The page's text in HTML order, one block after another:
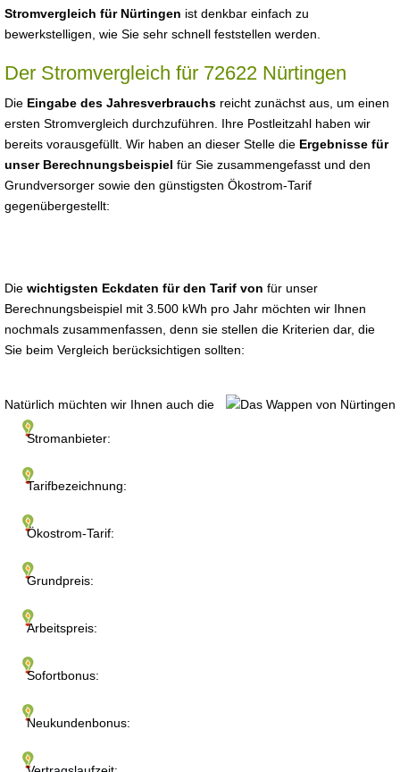
Stromvergleich für Nürtingen ist denkbar einfach zu
bewerkstelligen, wie Sie sehr schnell feststellen werden.
Der Stromvergleich für 72622 Nürtingen
Die Eingabe des Jahresverbrauchs reicht zunächst aus, um einen
ersten Stromvergleich durchzuführen. Ihre Postleitzahl haben wir
bereits vorausgefüllt. Wir haben an dieser Stelle die Ergebnisse für
unser Berechnungsbeispiel für Sie zusammengefasst und den
Grundversorger sowie den günstigsten Ökostrom-Tarif
gegenübergestellt:
Die wichtigsten Eckdaten für den Tarif von für unser
Berechnungsbeispiel mit 3.500 kWh pro Jahr möchten wir Ihnen
nochmals zusammenfassen, denn sie stellen die Kriterien dar, die
Sie beim Vergleich berücksichtigen sollten:
Stromanbieter:
Tarifbezeichnung:
Ökostrom-Tarif:
Grundpreis:
Arbeitspreis:
Sofortbonus:
Neukundenbonus:
Natürlich müchten wir Ihnen auch die